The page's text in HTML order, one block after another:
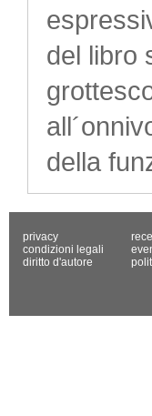
del libro
della
privacy
condizioni legali
diritto d'autore